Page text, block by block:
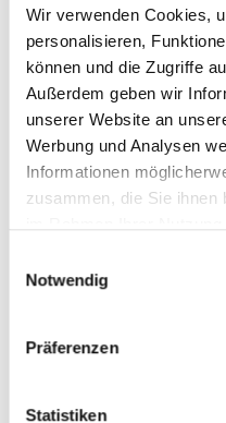
Wir verwenden Cookies,
personalisieren,
können und die Zugriffe
Außerdem geben wir
unserer Website an
Werbung und Analysen
Informationen
zusammen, die Sie ihnen
Notwendig
Präferenzen
Statistiken
26.03.20: Covid
wird verschoben
Das Stadtradeln 2020 wird
weiteres verschoben.
Verständnis für diese
Read more
25.03.20:
Tankstellen
Mit Datum vom 25. März 2020